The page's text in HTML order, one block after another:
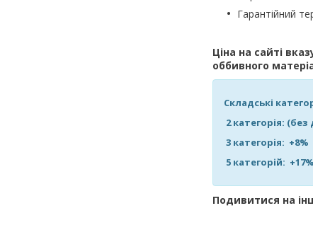
Гарантійний
Ціна на сайті
оббивного
Складські
2 категорія:
3 категорія:
5 категорій:
Подивитися на